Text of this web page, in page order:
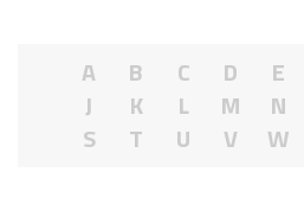
A B C D E
J
K L M N
S
T U V W